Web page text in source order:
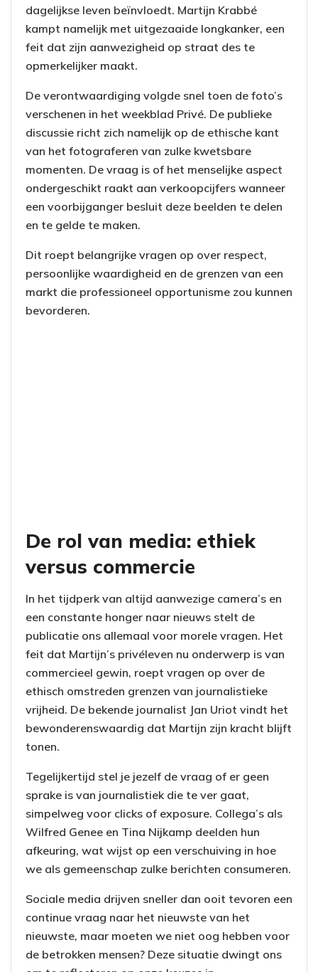
dagelijkse leven beïnvloedt. Martijn Krabbé
kampt namelijk met uitgezaaide longkanker, een
feit dat zijn aanwezigheid op straat des te
opmerkelijker maakt.
De verontwaardiging volgde snel toen de foto’s
verschenen in het weekblad Privé. De publieke
discussie richt zich namelijk op de ethische kant
van het fotograferen van zulke kwetsbare
momenten. De vraag is of het menselijke aspect
ondergeschikt raakt aan verkoopcijfers wanneer
een voorbijganger besluit deze beelden te delen
en te gelde te maken.
Dit roept belangrijke vragen op over respect,
persoonlijke waardigheid en de grenzen van een
markt die professioneel opportunisme zou kunnen
bevorderen.
De rol van media: ethiek
versus commercie
In het tijdperk van altijd aanwezige camera’s en
een constante honger naar nieuws stelt de
publicatie ons allemaal voor morele vragen. Het
feit dat Martijn’s privéleven nu onderwerp is van
commercieel gewin, roept vragen op over de
ethisch omstreden grenzen van journalistieke
vrijheid. De bekende journalist Jan Uriot vindt het
bewonderenswaardig dat Martijn zijn kracht blijft
tonen.
Tegelijkertijd stel je jezelf de vraag of er geen
sprake is van journalistiek die te ver gaat,
simpelweg voor clicks of exposure. Collega’s als
Wilfred Genee en Tina Nijkamp deelden hun
afkeuring, wat wijst op een verschuiving in hoe
we als gemeenschap zulke berichten consumeren.
Sociale media drijven sneller dan ooit tevoren een
continue vraag naar het nieuwste van het
nieuwste, maar moeten we niet oog hebben voor
de betrokken mensen? Deze situatie dwingt ons